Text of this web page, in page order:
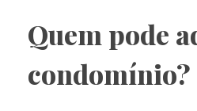
Quem pode
condomínio?